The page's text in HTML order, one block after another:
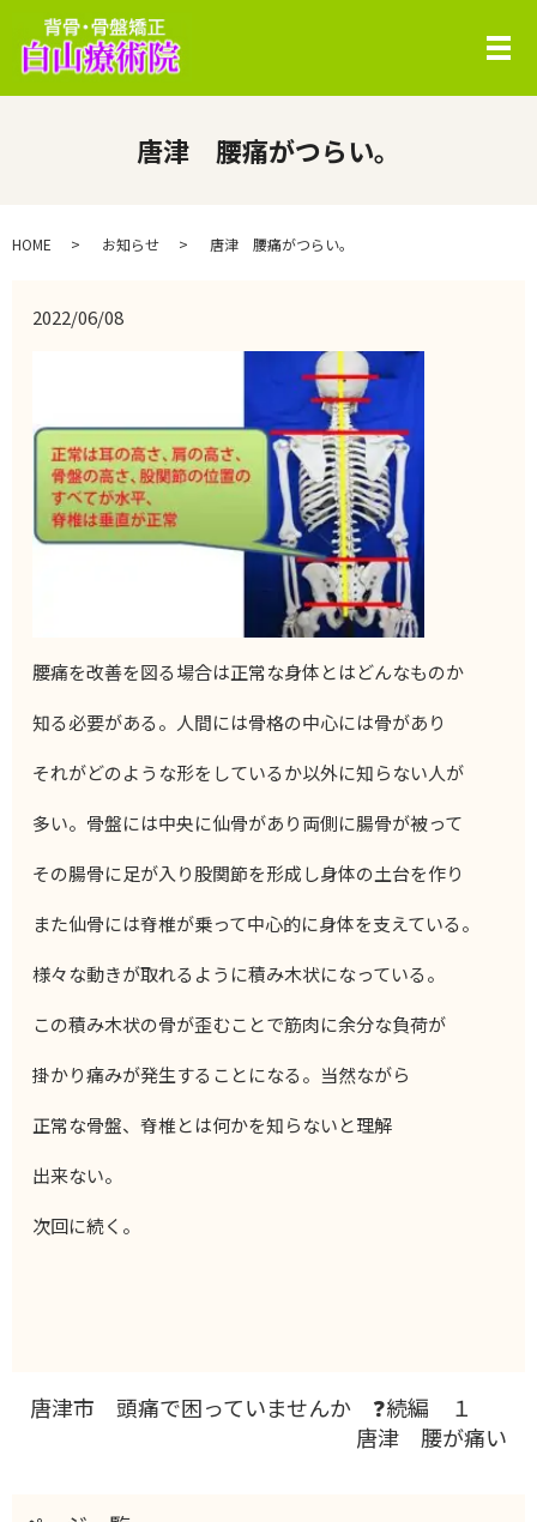
唐津 腰痛がつらい。
HOME お知らせ 唐津 腰痛がつらい。
2022/06/08
腰痛を改善を図る場合は正常な身体とはどんなものか
知る必要がある。人間には骨格の中心には骨があり
それがどのような形をしているか以外に知らない人が
多い。骨盤には中央に仙骨があり両側に腸骨が被って
その腸骨に足が入り股関節を形成し身体の土台を作り
また仙骨には脊椎が乗って中心的に身体を支えている。
様々な動きが取れるように積み木状になっている。
この積み木状の骨が歪むことで筋肉に余分な負荷が
掛かり痛みが発生することになる。当然ながら
正常な骨盤、脊椎とは何かを知らないと理解
出来ない。
次回に続く。
唐津市 頭痛で困っていませんか ❓続編 １
唐津 腰が痛い